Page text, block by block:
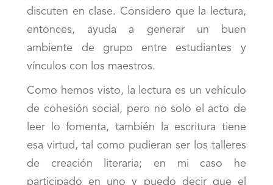
discuten en clase. Considero que la lectura,
entonces, ayuda a generar un buen
ambiente de grupo entre estudiantes y
vínculos con los maestros.
Como hemos visto, la lectura es un vehículo
de cohesión social, pero no solo el acto de
leer lo fomenta, también la escritura tiene
esa virtud, tal como pudieran ser los talleres
de creación literaria; en mi caso he
participado en uno y puedo decir que el